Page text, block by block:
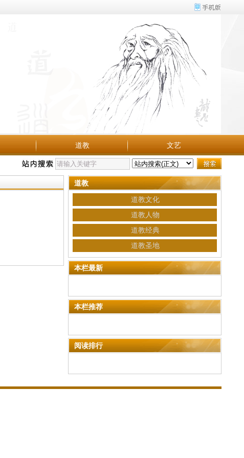
道教 文艺
道教
道教文化
道教人物
道教经典
道教圣地
本栏最新
本栏推荐
阅读排行